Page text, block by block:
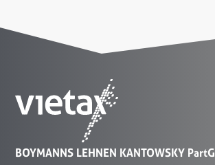
BOYMANNS LEHNEN KANTOWSKY PartG